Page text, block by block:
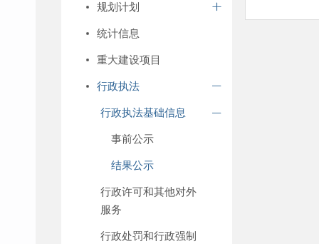
规划计划
统计信息
重大建设项目
行政执法
行政执法基础信息
事前公示
结果公示
行政许可和其他对外
服务
行政处罚和行政强制